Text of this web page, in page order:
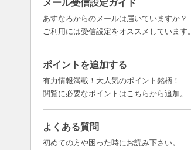
あすなろからのメールは届いていますか？
ご利用には受信設定をオススメしています。
ポイントを追加する
有力情報満載！大人気のポイント銘柄！
閲覧に必要なポイントはこちらから追加。
よくある質問
初めての方や困った時にお読み下さい。